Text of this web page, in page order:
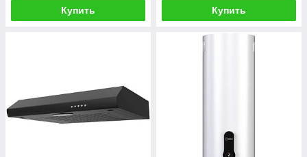
Купить Купить